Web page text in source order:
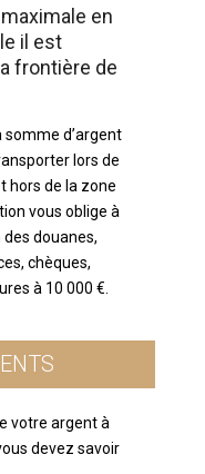
en
il est
frontière de
somme d’argent
lors de
hors de la zone
vous oblige à
douanes,
chèques,
à 10 000 €.
votre argent à
devez savoir